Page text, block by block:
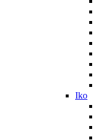
Iko